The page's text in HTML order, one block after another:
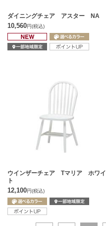
ダイニングチェア アスター NA
10,560円(税込)
ウインザーチェア Tマリア ホワイ
ト
12,100円(税込)